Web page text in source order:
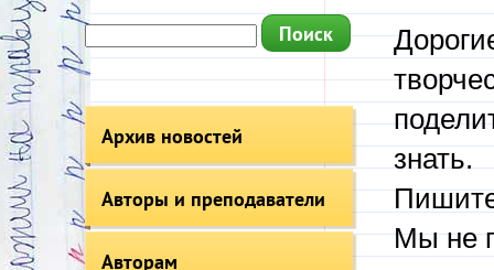
Архив новостей
Авторы и преподаватели
Авторам
знать.
Мы не